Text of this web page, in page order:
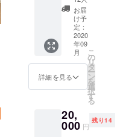
なト
レーニ
ングを
４０分
ほど指
導致し
ます。
期間終
礼の
メール
をお送
ただい
た方に
大きな
スポー
ツタオ
ルをお
届け致
しま
す。期
間終了
を込め
たお礼
のメー
お届
け予
定：
2020
年09
月
詳細を見る
こ
の
リ
タ
ー
ン
を
選
択
す
る
20,
000 円
残り14